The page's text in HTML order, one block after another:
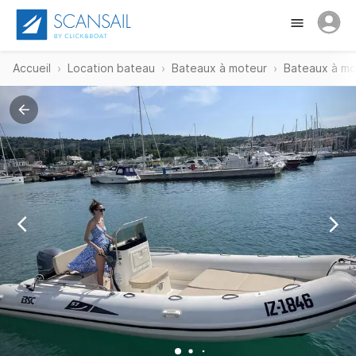
Accueil Location bateau Bateaux à moteur Bateaux à